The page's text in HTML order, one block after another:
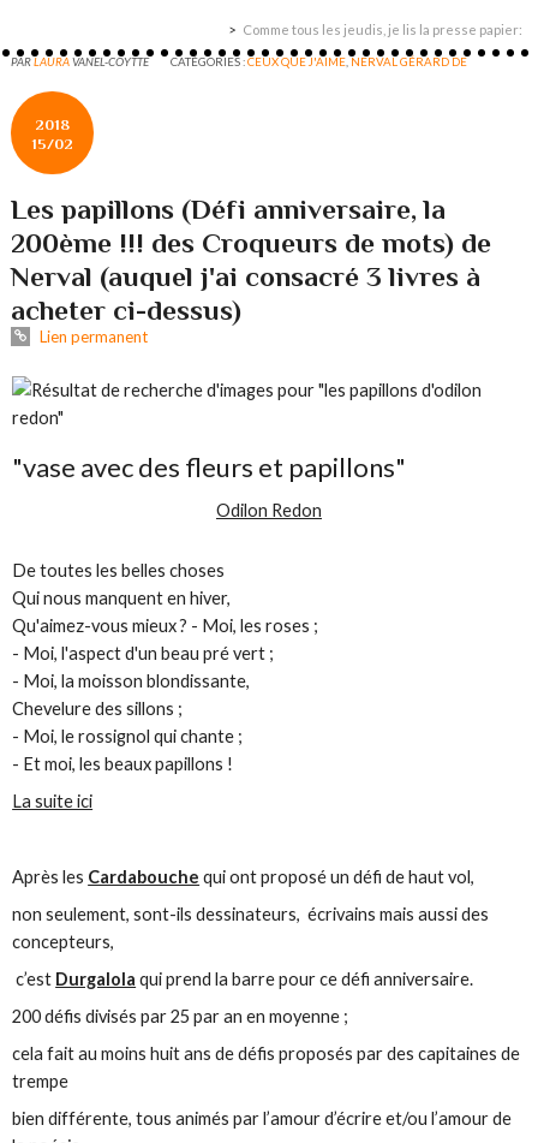
Comme tous les jeudis, je lis la presse papier:
PARLAURAVANEL-COYTTE CATÉGORIES :CEUX QUE J'AIME ,NERVAL GÉRARD DE
2018
15/02
Les papillons (Défi anniversaire, la
200ème !!! des Croqueurs de mots) de
Nerval (auquel j'ai consacré 3 livres à
acheter ci-dessus)
Lien permanent
"vase avec des fleurs et papillons"
Odilon Redon
De toutes les belles choses
Qui nous manquent en hiver,
Qu'aimez-vous mieux ? - Moi, les roses ;
- Moi, l'aspect d'un beau pré vert ;
- Moi, la moisson blondissante,
Chevelure des sillons ;
- Moi, le rossignol qui chante ;
- Et moi, les beaux papillons !
La suite ici
Après les Cardabouche qui ont proposé un défi de haut vol,
non seulement, sont-ils dessinateurs, écrivains mais aussi des
concepteurs,
c’est Durgalola qui prend la barre pour ce défi anniversaire.
200 défis divisés par 25 par an en moyenne ;
cela fait au moins huit ans de défis proposés par des capitaines de
trempe
bien différente, tous animés par l’amour d’écrire et/ou l’amour de